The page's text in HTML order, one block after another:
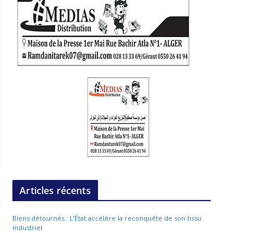
Articles récents
Biens détournés : L’État accélère la reconquête de son tissu
industriel